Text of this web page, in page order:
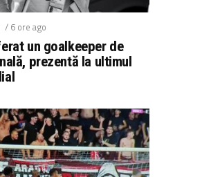
/ 6 ore ago
un goalkeeper de
prezentă la ultimul